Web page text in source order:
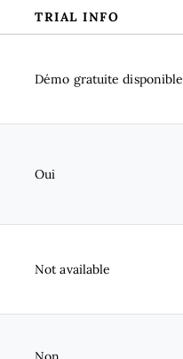
TRIAL INFO
Démo gratuite disponible
Oui
Not available